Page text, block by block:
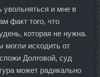
увольняться и мне в
факт того, что
которая не нужна.
могли исходить от
Долговой, суд
может радикально